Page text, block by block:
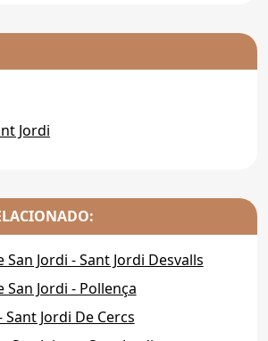
Jordi
San Jordi - Sant Jordi Desvalls
San Jordi - Pollença
Sant Jordi De Cercs